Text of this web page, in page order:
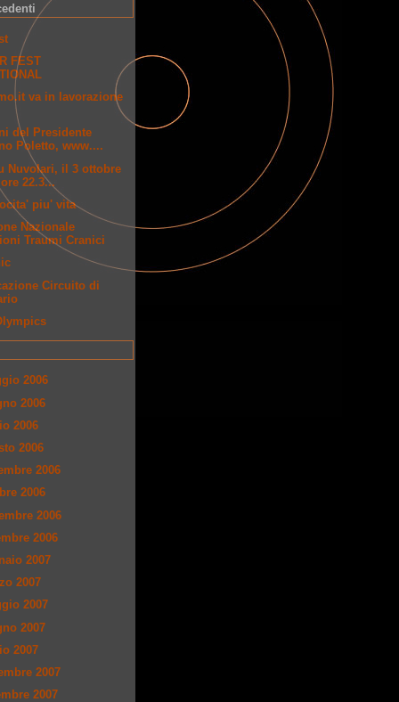
FEST
va in lavorazione
del Presidente
Poletto, www....
Nuvolari, il 3 ottobre
22.3...
piu' vita
Nazionale
Traumi Cranici
Circuito di
2006
2006
2006
2006
2006
2006
2006
2006
2007
2007
2007
2007
2007
2007
2007